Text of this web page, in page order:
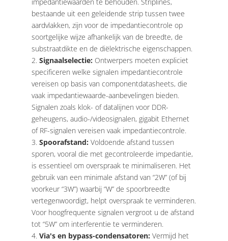
bestaande uit een geleidende strip tussen twee
aardvlakken, zijn voor de impedantiecontrole op
soortgelijke wijze afhankelijk van de breedte, de
substraatdikte en de diëlektrische eigenschappen.
Signaalselectie: Ontwerpers moeten expliciet
specificeren welke signalen impedantiecontrole
vereisen op basis van componentdatasheets, die
vaak impedantiewaarde-aanbevelingen bieden.
Signalen zoals klok- of datalijnen voor DDR-
geheugens, audio-/videosignalen, gigabit Ethernet
of RF-signalen vereisen vaak impedantiecontrole.
Spoorafstand: Voldoende afstand tussen
sporen, vooral die met gecontroleerde impedantie,
is essentieel om overspraak te minimaliseren. Het
gebruik van een minimale afstand van “2W” (of bij
voorkeur “3W”) waarbij “W” de spoorbreedte
vertegenwoordigt, helpt overspraak te verminderen.
Voor hoogfrequente signalen vergroot u de afstand
tot “5W” om interferentie te verminderen.
Via's en bypass-condensatoren: Vermijd het